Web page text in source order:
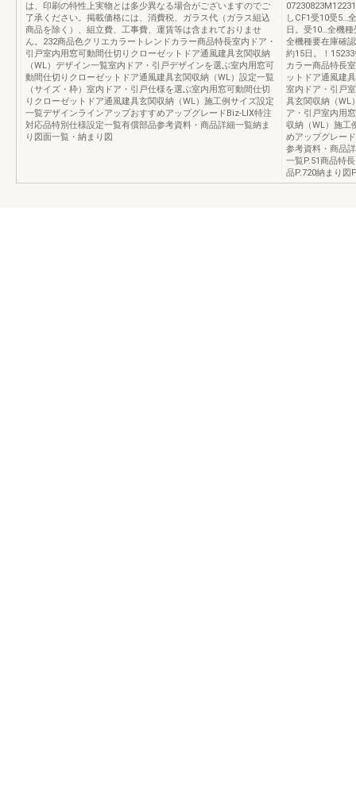
は、印刷の特性上実物とは多少異なる場合がございますのでご
了承ください。掲載価格には、消費税、ガラス代（ガラス組込
商品を除く）、組立費、工事費、運賃等は含まれておりませ
ん。232商品色クリエカラートレンドカラー商品特長室内ドア・
引戸室内用窓可動間仕切りクローゼットドア通風建具玄関収納
（WL）デザイン一覧室内ドア・引戸デザインを選ぶ室内用窓可
動間仕切りクローゼットドア通風建具玄関収納（WL）設定一覧
（サイズ・枠）室内ドア・引戸仕様を選ぶ室内用窓可動間仕切
りクローゼットドア通風建具玄関収納（WL）施工例サイズ設定
一覧デザインラインアップおすすめアップグレードBiz-LIX特注
対応品特別仕様設定一覧有償部品参考資料・商品詳細一覧納ま
り図面一覧・納まり図
しCF1受10受5…
日。受10…全機
全機種要在庫確
約15日。！
カラー商品特長
ットドア通風建
室内ドア・引戸
具玄関収納（WL
ア・引戸室内用
収納（WL）施工
めアップグレー
参考資料・商品
一覧P.51商品特
品P.720納まり図